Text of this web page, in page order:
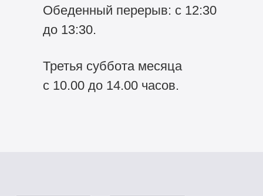
Обеденный перерыв: с 12:30
до 13:30.
Третья суббота месяца
с 10.00 до 14.00 часов.